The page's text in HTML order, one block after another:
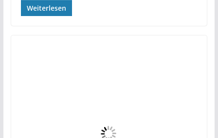
Weiterlesen